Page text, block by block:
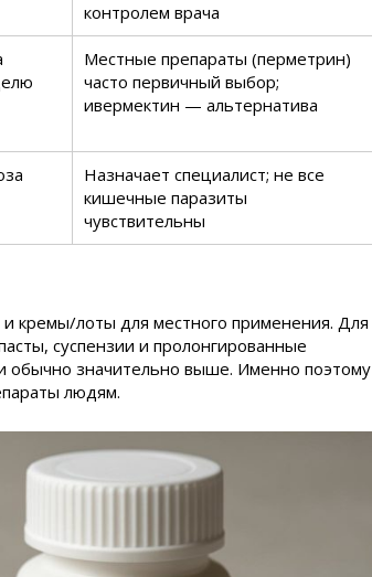
контролем врача
Местные препараты (перметрин)
часто первичный выбор;
ивермектин — альтернатива
Назначает специалист; не все
кишечные паразиты
чувствительны
кремы/лоты для местного применения. Для
суспензии и пролонгированные
значительно выше. Именно поэтому
людям.